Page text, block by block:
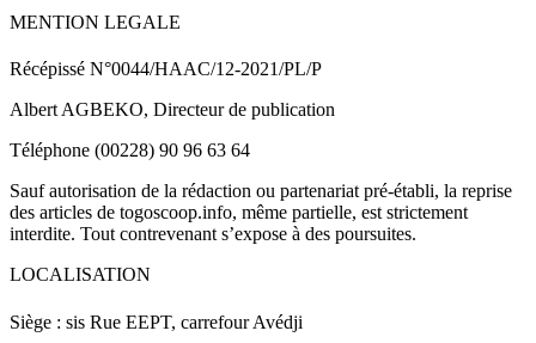
MENTION LEGALE
Récépissé N°0044/HAAC/12-2021/PL/P
Albert AGBEKO, Directeur de publication
Téléphone (00228) 90 96 63 64
Sauf autorisation de la rédaction ou partenariat pré-établi, la reprise
des articles de togoscoop.info, même partielle, est strictement
interdite. Tout contrevenant s’expose à des poursuites.
LOCALISATION
Siège : sis Rue EEPT, carrefour Avédji